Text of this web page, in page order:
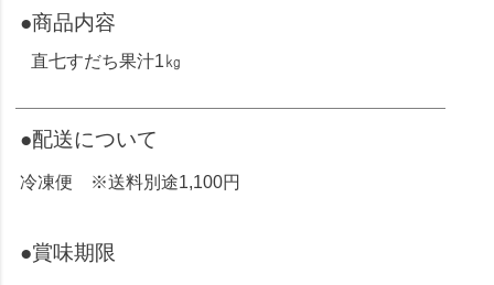
●商品内容
直七すだち果汁1㎏
●配送について
冷凍便 ※送料別途1,100円
●賞味期限